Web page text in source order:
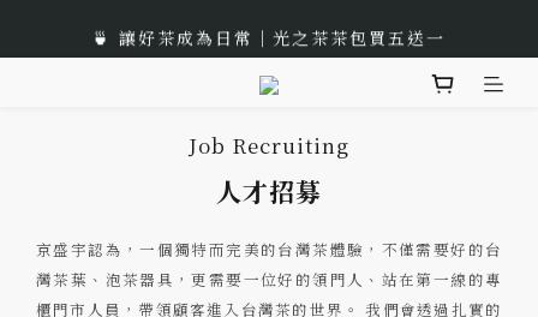
🎁 中秋佳節以茶獻禮｜茶包、茶葉禮品推薦
🍵 讓好茶成為日常｜光之茶茶包買五送一
🌟 全新風味上市｜《台灣武夷雙星》
🎁 中秋佳節以茶獻禮｜茶包、茶葉禮品推薦
Job Recruiting
人才招募
京盛宇認為，一個獨特而完美的台灣茶體驗，不僅需要好的台
灣茶葉、泡茶器具，更需要一位好的領門人、站在第一線的專
櫃門市人員，帶領顧客進入台灣茶的世界。 我們會透過扎實的